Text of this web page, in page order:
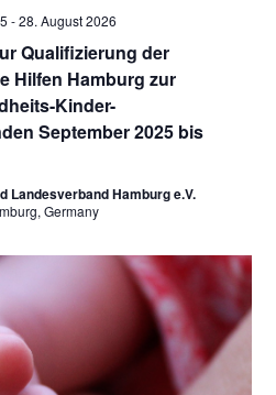
Qualifizierung der
Hilfen Hamburg zur
Kinder-
September 2025 bis
-28. August 2026
Landesverband Hamburg e.V.
Germany